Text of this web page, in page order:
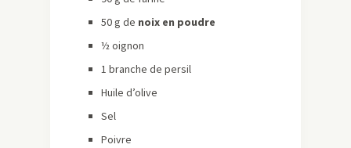
50 g de noix en poudre
½ oignon
1 branche de persil
Huile d’olive
Sel
Poivre